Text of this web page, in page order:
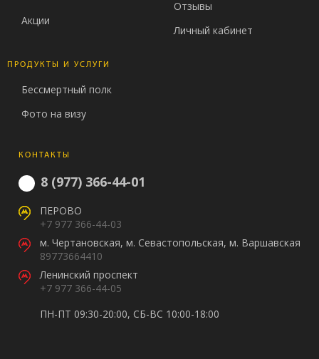
Акции
Отзывы
Личный кабинет
ПРОДУКТЫ И УСЛУГИ
Бессмертный полк
Фото на визу
КОНТАКТЫ
8 (977) 366-44-01
ПЕРОВО
+7 977 366-44-03
м. Чертановская, м. Севастопольская, м. Варшавская
89773664410
Ленинский проспект
+7 977 366-44-05
ПН-ПТ 09:30-20:00, СБ-ВС 10:00-18:00